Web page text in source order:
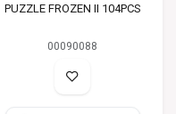
PUZZLE FROZEN II 104PCS
00090088